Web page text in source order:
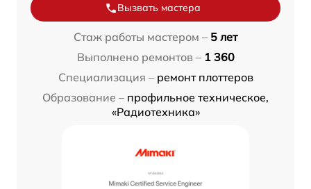
Вызвать мастера
Стаж работы мастером – 5 лет
Выполнено ремонтов – 1 360
Специализация – ремонт плоттеров
Образование – профильное техническое,
«Радиотехника»